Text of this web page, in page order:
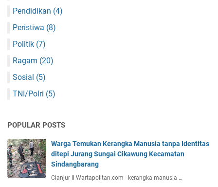
Pendidikan (4)
Peristiwa (8)
Politik (7)
Ragam (20)
Sosial (5)
TNI/Polri (5)
POPULAR POSTS
Warga Temukan Kerangka Manusia tanpa Identitas
ditepi Jurang Sungai Cikawung Kecamatan
Sindangbarang
Cianjur ll Wartapolitan.com - kerangka manusia …